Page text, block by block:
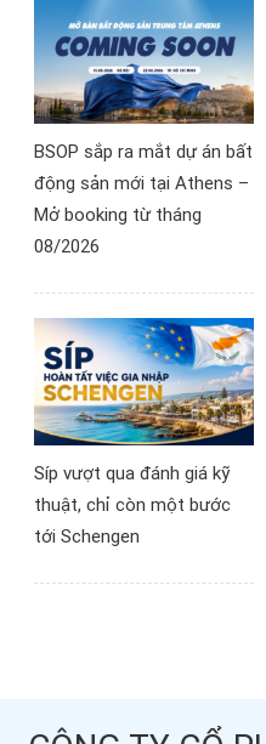
BSOP sắp ra mắt dự án bất
động sản mới tại Athens –
Mở booking từ tháng
08/2026
Síp vượt qua đánh giá kỹ
thuật, chỉ còn một bước
tới Schengen